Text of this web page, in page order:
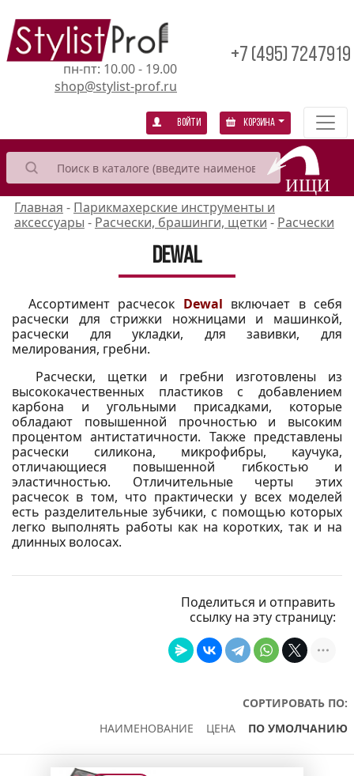
пн-пт: 10.00 - 19.00
shop@stylist-prof.ru
+7 (495) 7247919
Войти Корзина
Главная - Парикмахерские инструменты и
аксессуары - Расчески, брашинги, щетки - Расчески
Dewal
Ассортимент расчесок Dewal включает в себя
расчески для стрижки ножницами и машинкой,
расчески для укладки, для завивки, для
мелирования, гребни.
Расчески, щетки и гребни изготовлены из
высококачественных пластиков с добавлением
карбона и угольными присадками, которые
обладают повышенной прочностью и высоким
процентом антистатичности. Также представлены
расчески силикона, микрофибры, каучука,
отличающиеся повышенной гибкостью и
эластичностью. Отличительные черты этих
расчесок в том, что практически у всех моделей
есть разделительные зубчики, с помощью которых
легко выполнять работы как на коротких, так и на
длинных волосах.
Поделиться и отправить
ссылку на эту страницу:
СОРТИРОВАТЬ ПО:
НАИМЕНОВАНИЕ
ЦЕНА ПО УМОЛЧАНИЮ